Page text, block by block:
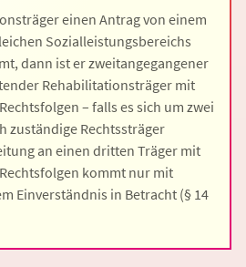
einen Antrag von einem
Sozialleistungsbereichs
dann ist er zweitangegangener
Rehabilitationsträger mit
– falls es sich um zwei
zuständige Rechtssträger
an einen dritten Träger mit
kommt nur mit
Einverständnis in Betracht (§ 14